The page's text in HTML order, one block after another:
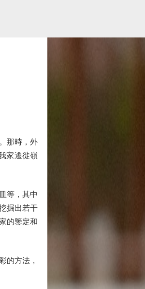
那時，外
家遷徙嶺
等，其中
掘出若干
的鑒定和
的方法，